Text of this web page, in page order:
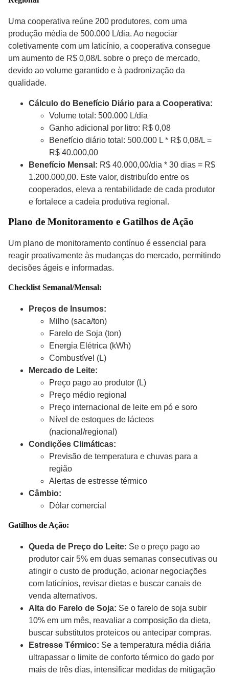
Uma cooperativa reúne 200 produtores, com uma
produção média de 500.000 L/dia. Ao negociar
coletivamente com um laticínio, a cooperativa consegue
um aumento de R$ 0,08/L sobre o preço de mercado,
devido ao volume garantido e à padronização da
qualidade.
Cálculo do Benefício Diário para a Cooperativa:
Volume total: 500.000 L/dia
Ganho adicional por litro: R$ 0,08
Benefício diário total: 500.000 L * R$ 0,08/L =
R$ 40.000,00
Benefício Mensal: R$ 40.000,00/dia * 30 dias = R$
1.200.000,00. Este valor, distribuído entre os
cooperados, eleva a rentabilidade de cada produtor
e fortalece a cadeia produtiva regional.
Plano de Monitoramento e Gatilhos de Ação
Um plano de monitoramento contínuo é essencial para
reagir proativamente às mudanças do mercado, permitindo
decisões ágeis e informadas.
Checklist Semanal/Mensal:
Preços de Insumos:
Milho (saca/ton)
Farelo de Soja (ton)
Energia Elétrica (kWh)
Combustível (L)
Mercado de Leite:
Preço pago ao produtor (L)
Preço médio regional
Preço internacional de leite em pó e soro
Nível de estoques de lácteos
(nacional/regional)
Condições Climáticas:
Previsão de temperatura e chuvas para a
região
Alertas de estresse térmico
Câmbio:
Dólar comercial
Gatilhos de Ação:
Queda de Preço do Leite: Se o preço pago ao
produtor cair 5% em duas semanas consecutivas ou
atingir o custo de produção, acionar negociações
com laticínios, revisar dietas e buscar canais de
venda alternativos.
Alta do Farelo de Soja: Se o farelo de soja subir
10% em um mês, reavaliar a composição da dieta,
buscar substitutos proteicos ou antecipar compras.
Estresse Térmico: Se a temperatura média diária
ultrapassar o limite de conforto térmico do gado por
mais de três dias, intensificar medidas de mitigação